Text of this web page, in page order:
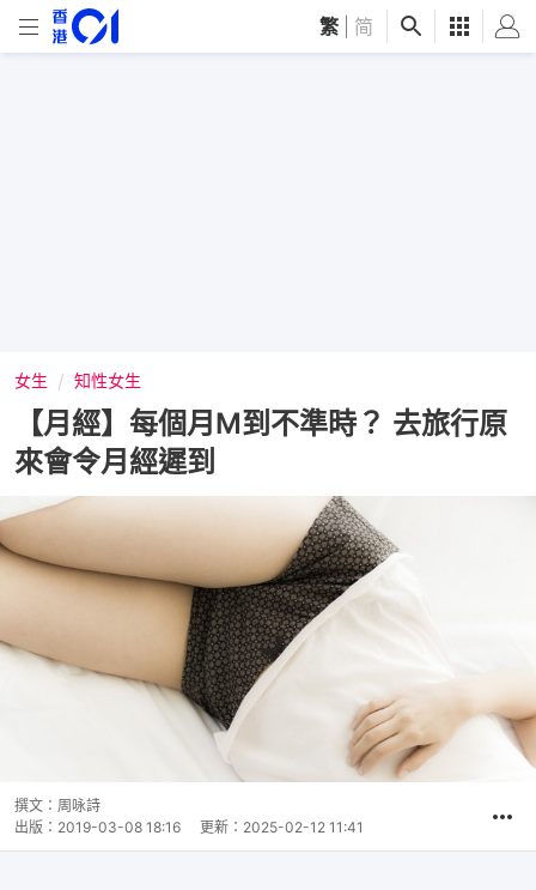
繁 简
女生 知性女生
【月經】每個月M到不準時？ 去旅行原
來會令月經遲到
撰文： 周咏詩
出版： 2019-03-08 18:16 更新： 2025-02-12 11:41